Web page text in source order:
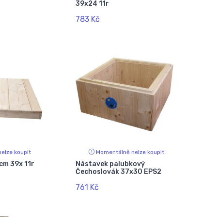
39x24 11r
783 Kč
koupit
39x 11r
Momentálně nelze koupit
Nástavek palubkový
Čechoslovák 37x30 EPS2
761 Kč